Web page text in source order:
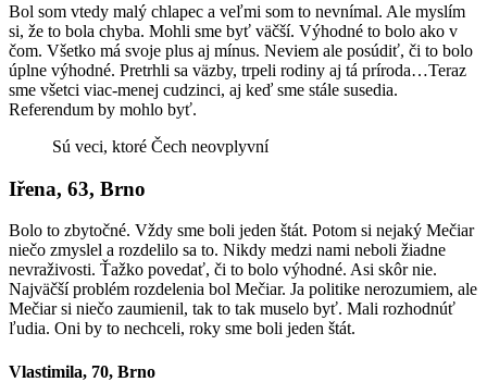
Bol som vtedy malý chlapec a veľmi som to nevnímal. Ale myslím
si, že to bola chyba. Mohli sme byť väčší. Výhodné to bolo ako v
čom. Všetko má svoje plus aj mínus. Neviem ale posúdiť, či to bolo
úplne výhodné. Pretrhli sa väzby, trpeli rodiny aj tá príroda…Teraz
sme všetci viac-menej cudzinci, aj keď sme stále susedia.
Referendum by mohlo byť.
Sú veci, ktoré Čech neovplyvní
Iřena, 63, Brno
Bolo to zbytočné. Vždy sme boli jeden štát. Potom si nejaký Mečiar
niečo zmyslel a rozdelilo sa to. Nikdy medzi nami neboli žiadne
nevraživosti. Ťažko povedať, či to bolo výhodné. Asi skôr nie.
Najväčší problém rozdelenia bol Mečiar. Ja politike nerozumiem, ale
Mečiar si niečo zaumienil, tak to tak muselo byť. Mali rozhodnúť
ľudia. Oni by to nechceli, roky sme boli jeden štát.
Vlastimila, 70, Brno